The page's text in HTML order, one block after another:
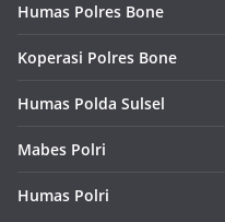
Humas Polres Bone
Koperasi Polres Bone
Humas Polda Sulsel
Mabes Polri
Humas Polri